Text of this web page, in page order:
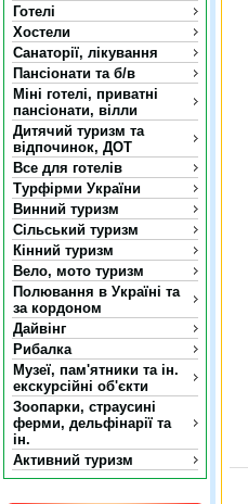
Готелі
Хостели
Санаторії, лікування
Пансіонати та б/в
Міні готелі, приватні
пансіонати, вілли
Дитячий туризм та
відпочинок, ДОТ
Все для готелів
Турфірми України
Винний туризм
Сільський туризм
Кінний туризм
Вело, мото туризм
Полювання в Україні та
за кордоном
Дайвінг
Рибалка
Музеї, пам'ятники та ін.
екскурсійні об'єкти
Зоопарки, страусині
ферми, дельфінарії та
ін.
Активний туризм